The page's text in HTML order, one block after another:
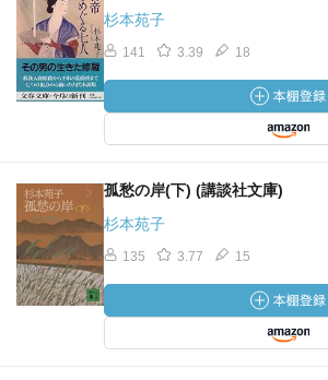
杉本苑子
141 3.39 18
孤愁の岸(下) (講談社文庫)
杉本苑子
135 3.77 15